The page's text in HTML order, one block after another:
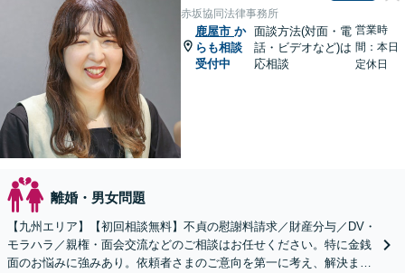
赤坂協同法律事務所
鹿屋市 か
らも相談
受付中
面談方法(対面・電
話・ビデオなど)は
応相談
営業時
間：本日
定休日
離婚・男女問題
【九州エリア】【初回相談無料】不貞の慰謝料請求／財産分与／DV・
モラハラ／親権・面会交流などのご相談はお任せください。特に金銭
面のお悩みに強みあり。依頼者さまのご意向を第一に考え、解決まで